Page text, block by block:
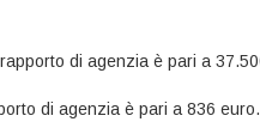
di agenzia è pari a
di agenzia è pari a 836 euro.